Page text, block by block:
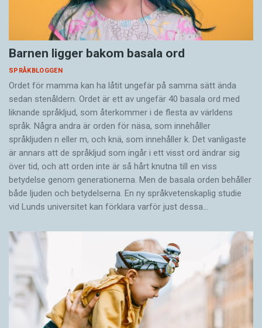
Barnen ligger bakom basala ord
SPRÅKBLOGGEN
Ordet för mamma kan ha låtit ungefär på samma sätt ända
sedan stenåldern. Ordet är ett av ungefär 40 basala ord med
liknande språkljud, som återkommer i de flesta av världens
språk. Några andra är orden för näsa, som innehåller
språkljuden n eller m, och knä, som innehåller k. Det vanligaste
är annars att de språkljud som ingår i ett visst ord ändrar sig
över tid, och att orden inte är så hårt knutna till en viss
betydelse genom generationerna. Men de basala orden behåller
både ljuden och betydelserna. En ny språkvetenskaplig studie
vid Lunds universitet kan förklara varför just dessa…